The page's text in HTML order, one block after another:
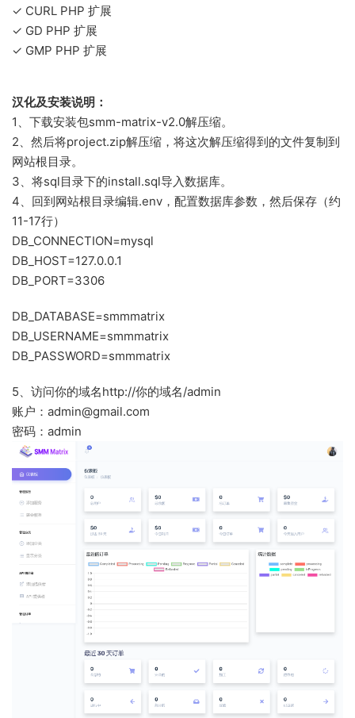
✓ CURL PHP 扩展
✓ GD PHP 扩展
✓ GMP PHP 扩展
汉化及安装说明：
1、下载安装包smm-matrix-v2.0解压缩。
2、然后将project.zip解压缩，将这次解压缩得到的文件复制到
网站根目录。
3、将sql目录下的install.sql导入数据库。
4、回到网站根目录编辑.env，配置数据库参数，然后保存（约
11-17行）
DB_CONNECTION=mysql
DB_HOST=127.0.0.1
DB_PORT=3306
DB_DATABASE=smmmatrix
DB_USERNAME=smmmatrix
DB_PASSWORD=smmmatrix
5、访问你的域名http://你的域名/admin
账户：admin@gmail.com
密码：admin